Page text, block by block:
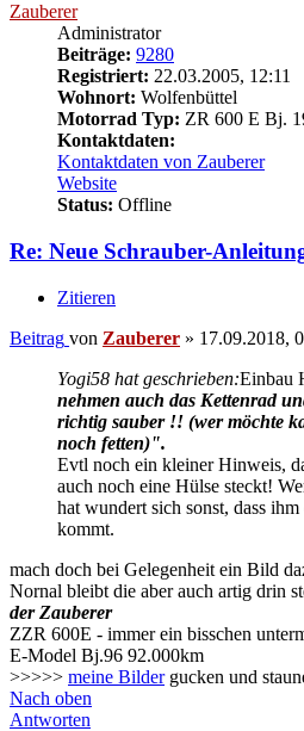
Zauberer
Administrator
Beiträge: 9280
Registriert: 22.03.2005, 12:11
Wohnort: Wolfenbüttel
Motorrad Typ: ZR 600 E Bj.
Kontaktdaten:
Kontaktdaten von Zauberer
Website
Status: Offline
Re: Neue Schrauber-
Zitieren
Beitrag von Zauberer » 17.09.2018,
Yogi58 hat geschrieben:Einbau
nehmen auch das Kettenrad
richtig sauber !! (wer möchte
noch fetten)".
Evtl noch ein kleiner Hinweis,
auch noch eine Hülse steckt!
hat wundert sich sonst, dass ihm
kommt.
mach doch bei Gelegenheit ein Bild
Nornal bleibt die aber auch artig drin
der Zauberer
ZZR 600E - immer ein bisschen
E-Model Bj.96 92.000km
>>>>> meine Bildergucken und
Nach oben
Antworten